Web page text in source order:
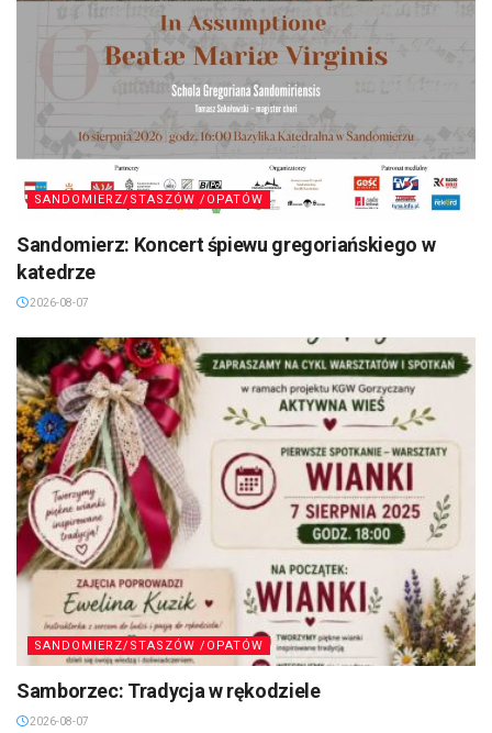
SANDOMIERZ/STASZÓW /OPATÓW
Sandomierz: Koncert śpiewu gregoriańskiego w
katedrze
2026-08-07
SANDOMIERZ/STASZÓW /OPATÓW
Samborzec: Tradycja w rękodziele
2026-08-07